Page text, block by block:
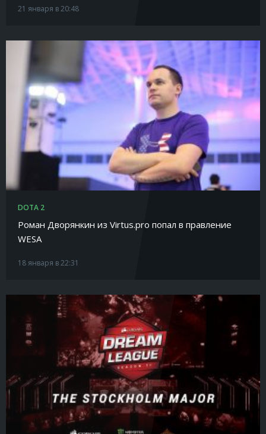
21 января в 20:48
DOTA 2
Роман Дворянкин из Virtus.pro попал в правление
WESA
18 января в 22:31